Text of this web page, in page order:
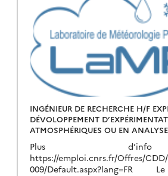
INGÉNIEUR DE RECHERCHE H/F
DÉVOLOPPEMENT
ATMOSPHÉRIQUES OU EN
Plus
https://emploi.cnrs.fr/Offres/CDD/
009/Default.aspx?lang=FR